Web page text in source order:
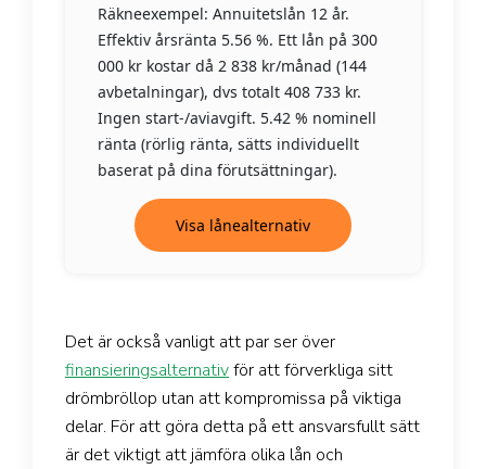
Räkneexempel: Annuitetslån 12 år.
Effektiv årsränta 5.56 %. Ett lån på 300
000 kr kostar då 2 838 kr/månad (144
avbetalningar), dvs totalt 408 733 kr.
Ingen start-/aviavgift. 5.42 % nominell
ränta (rörlig ränta, sätts individuellt
baserat på dina förutsättningar).
Visa lånealternativ
Det är också vanligt att par ser över
finansieringsalternativför att förverkliga sitt
drömbröllop utan att kompromissa på viktiga
delar. För att göra detta på ett ansvarsfullt sätt
är det viktigt att jämföra olika lån och